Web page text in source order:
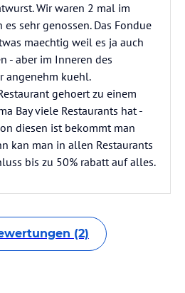
Wir waren 2 mal im
sehr genossen. Das Fondue
maechtig weil es ja auch
- aber im Inneren des
angenehm kuehl.
gehoert zu einem
Bay viele Restaurants hat -
diesen ist bekommt man
kan man in allen Restaurants
bis zu 50% rabatt auf alles.
(2)